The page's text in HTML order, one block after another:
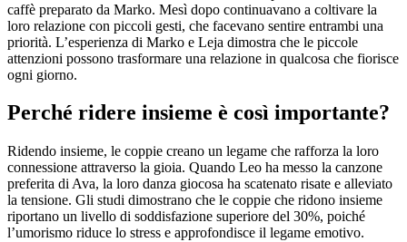
caffè preparato da Marko. Mesì dopo continuavano a coltivare la
loro relazione con piccoli gesti, che facevano sentire entrambi una
priorità. L’esperienza di Marko e Leja dimostra che le piccole
attenzioni possono trasformare una relazione in qualcosa che fiorisce
ogni giorno.
Perché ridere insieme è così importante?
Ridendo insieme, le coppie creano un legame che rafforza la loro
connessione attraverso la gioia. Quando Leo ha messo la canzone
preferita di Ava, la loro danza giocosa ha scatenato risate e alleviato
la tensione. Gli studi dimostrano che le coppie che ridono insieme
riportano un livello di soddisfazione superiore del 30%, poiché
l’umorismo riduce lo stress e approfondisce il legame emotivo.